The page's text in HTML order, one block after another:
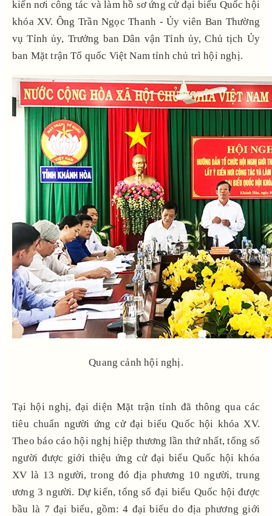
kiến nơi công tác và làm hồ sơ ứng cử đại biểu Quốc hội
khóa XV. Ông Trần Ngọc Thanh - Ủy viên Ban Thường
vụ Tỉnh ủy, Trưởng ban Dân vận Tỉnh ủy, Chủ tịch Ủy
ban Mặt trận Tổ quốc Việt Nam tỉnh chủ trì hội nghị.
Quang cảnh hội nghị.
Tại hội nghị, đại diện Mặt trận tỉnh đã thông qua các
tiêu chuẩn người ứng cử đại biểu Quốc hội khóa XV.
Theo báo cáo hội nghị hiệp thương lần thứ nhất, tổng số
người được giới thiệu ứng cử đại biểu Quốc hội khóa
XV là 13 người, trong đó địa phương 10 người, trung
ương 3 người. Dự kiến, tổng số đại biểu Quốc hội được
bầu là 7 đại biểu, gồm: 4 đại biểu do địa phương giới